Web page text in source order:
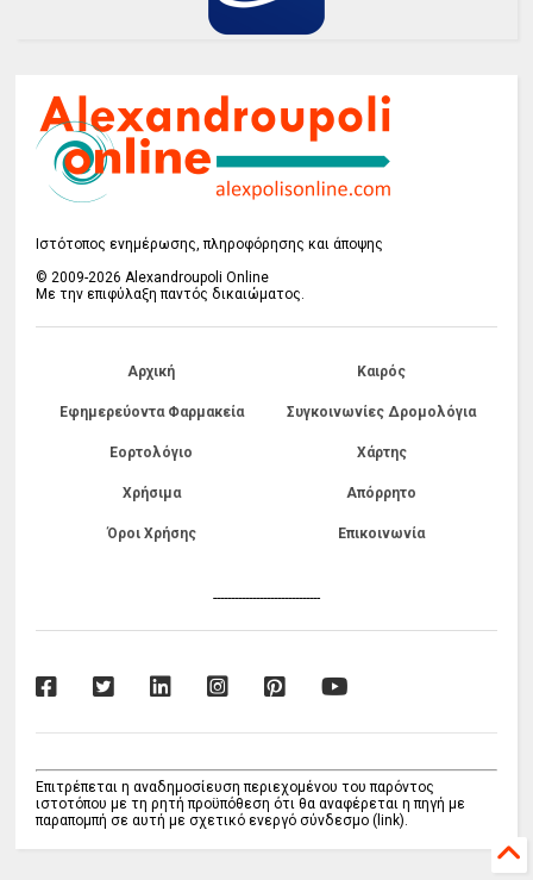
Ιστότοπος ενημέρωσης, πληροφόρησης και άποψης
© 2009-2026 Alexandroupoli Online
Με την επιφύλαξη παντός δικαιώματος.
Αρχική Καιρός
Εφημερεύοντα Φαρμακεία Συγκοινωνίες Δρομολόγια
Εορτολόγιο Χάρτης
Χρήσιμα Απόρρητο
Όροι Χρήσης Επικοινωνία
------------------------------
Επιτρέπεται η αναδημοσίευση περιεχομένου του παρόντος
ιστοτόπου με τη ρητή προϋπόθεση ότι θα αναφέρεται η πηγή με
παραπομπή σε αυτή με σχετικό ενεργό σύνδεσμο (link).